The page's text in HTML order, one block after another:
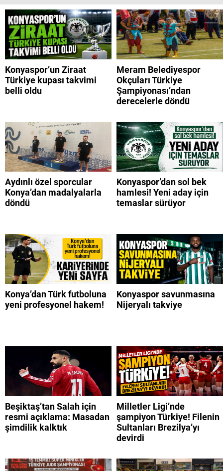
Konyaspor’un Ziraat
Türkiye kupası takvimi
belli oldu
Meram Belediyespor
Okçuları Türkiye
Şampiyonası’ndan
derecelerle döndü
Aydınlı özel sporcular
Konya’dan madalyalarla
döndü
Konyaspor’dan sol bek
hamlesi! Yeni aday için
temaslar sürüyor
Konya’dan Türk futboluna
yeni profesyonel hakem!
Konyaspor savunmasına
Nijeryalı takviye
Beşiktaş’tan Salah için
resmi açıklama: Masadan
şimdilik kalktık
Milletler Ligi’nde
şampiyon Türkiye! Filenin
Sultanları Brezilya’yı
devirdi